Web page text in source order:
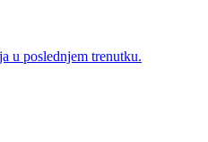
u poslednjem trenutku.